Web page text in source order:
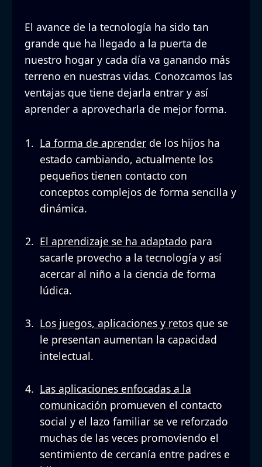
El avance de la tecnología ha sido tan
grande que ha llegado a la puerta de
nuestro hogar y cada día va ganando más
terreno en nuestras vidas. Conozcamos las
ventajas que tiene dejarla entrar y así
aprender a aprovecharla de mejor forma.
La forma de aprender de los hijos ha
estado cambiando, actualmente los
pequeños tienen contacto con
conceptos complejos de forma sencilla y
dinámica.
El aprendizaje se ha adaptado para
sacarle provecho a la tecnología y así
acercar al niño a la ciencia de forma
lúdica.
Los juegos, aplicaciones y retos que se
le presentan aumentan la capacidad
intelectual.
Las aplicaciones enfocadas a la
comunicación promueven el contacto
social y el lazo familiar se ve reforzado
muchas de las veces promoviendo el
sentimiento de cercanía entre padres e